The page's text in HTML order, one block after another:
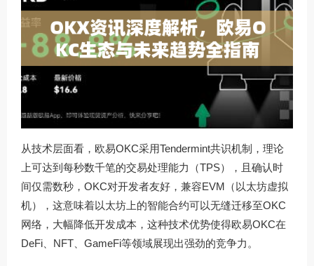
从技术层面看，欧易OKC采用Tendermint共识机制，理论
上可达到每秒数千笔的交易处理能力（TPS），且确认时
间仅需数秒，OKC对开发者友好，兼容EVM（以太坊虚拟
机），这意味着以太坊上的智能合约可以无缝迁移至OKC
网络，大幅降低开发成本，这种技术优势使得欧易OKC在
DeFi、NFT、GameFi等领域展现出强劲的竞争力。